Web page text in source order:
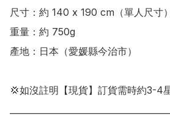
尺寸：約 140 x 190 cm（單人尺寸）
重量：約 750g
產地：日本（愛媛縣今治市）
💢如沒註明【現貨】訂貨需時約3-4